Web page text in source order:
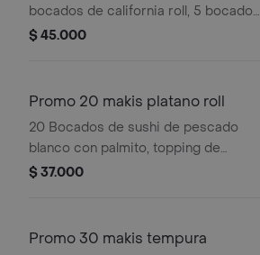
bocados de california roll, 5 bocados
de dinamita roll, 5 bocados de
casa.
$ 45.000
Promo 20 makis platano roll
20 Bocados de sushi de pescado
blanco con palmito, topping de
plátano y bebida de la casa.
$ 37.000
Promo 30 makis tempura